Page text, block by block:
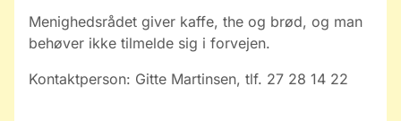
Menighedsrådet giver kaffe, the og brød, og man
behøver ikke tilmelde sig i forvejen.
Kontaktperson: Gitte Martinsen, tlf. 27 28 14 22